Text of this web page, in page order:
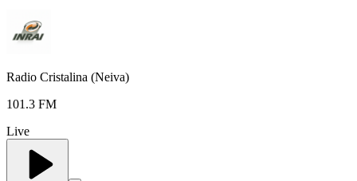
Radio Cristalina (Neiva)
101.3 FM
Live